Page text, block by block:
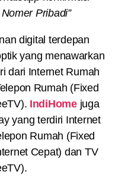
Pribadi”
digital terdepan
yang menawarkan
dari Internet Rumah
Rumah (Fixed
IndiHomejuga
yang terdiri Internet
Rumah (Fixed
Cepat) dan TV